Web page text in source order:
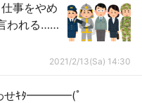
事をやめ
われる……
2021/2/13(Sa) 14:30
わせｷﾀ━━━━(ﾟ